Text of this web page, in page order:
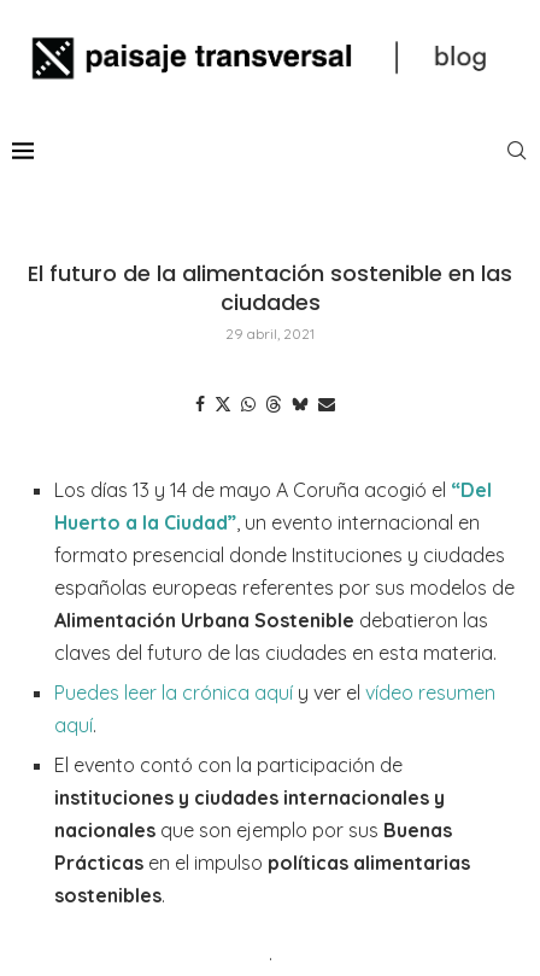
El futuro de la alimentación sostenible en las
ciudades
29 abril, 2021
Los días 13 y 14 de mayo A Coruña acogió el “Del
Huerto a la Ciudad” , un evento internacional en
formato presencial donde Instituciones y ciudades
españolas europeas referentes por sus modelos de
Alimentación Urbana Sostenible debatieron las
claves del futuro de las ciudades en esta materia.
Puedes leer la crónica aquí y ver el vídeo resumen
aquí.
El evento contó con la participación de
instituciones y ciudades internacionales y
nacionales que son ejemplo por sus Buenas
Prácticas en el impulso políticas alimentarias
sostenibles.
.